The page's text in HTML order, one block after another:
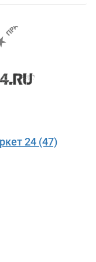
24 (47)